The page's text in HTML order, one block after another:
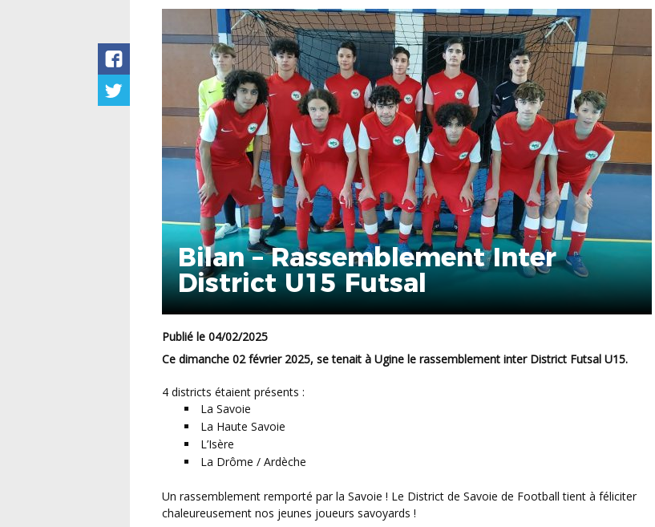
Bilan – Rassemblement Inter
District U15 Futsal
Publié le 04/02/2025
Ce dimanche 02 février 2025, se tenait à Ugine le rassemblement inter District Futsal U15.
4 districts étaient présents :
La Savoie
La Haute Savoie
L’Isère
La Drôme / Ardèche
Un rassemblement remporté par la Savoie ! Le District de Savoie de Football tient à féliciter
chaleureusement nos jeunes joueurs savoyards !